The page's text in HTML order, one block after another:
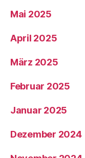
Mai 2025
April 2025
März 2025
Februar 2025
Januar 2025
Dezember 2024